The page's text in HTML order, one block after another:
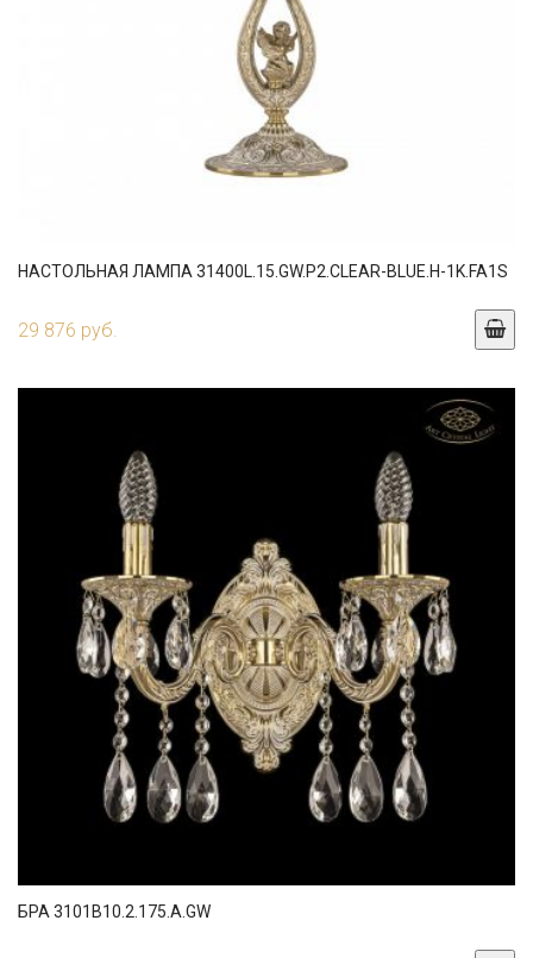
НАСТОЛЬНАЯ ЛАМПА 31400L.15.GW.P2.CLEAR-BLUE.H-1K.FA1S
29 876 руб.
БРА 3101B10.2.175.A.GW